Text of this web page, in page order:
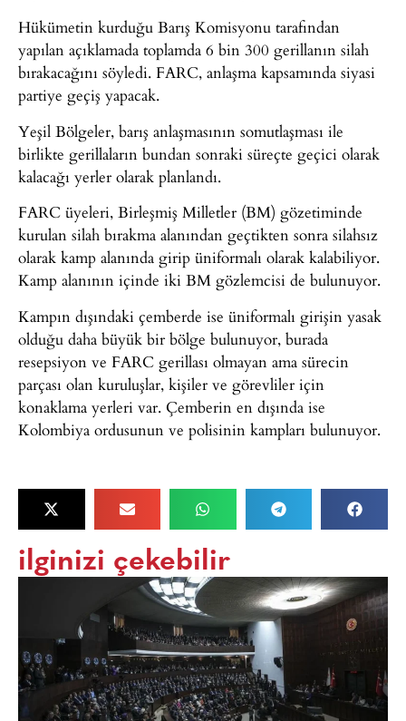
Hükümetin kurduğu Barış Komisyonu tarafından
yapılan açıklamada toplamda 6 bin 300 gerillanın silah
bırakacağını söyledi. FARC, anlaşma kapsamında siyasi
partiye geçiş yapacak.
Yeşil Bölgeler, barış anlaşmasının somutlaşması ile
birlikte gerillaların bundan sonraki süreçte geçici olarak
kalacağı yerler olarak planlandı.
FARC üyeleri, Birleşmiş Milletler (BM) gözetiminde
kurulan silah bırakma alanından geçtikten sonra silahsız
olarak kamp alanında girip üniformalı olarak kalabiliyor.
Kamp alanının içinde iki BM gözlemcisi de bulunuyor.
Kampın dışındaki çemberde ise üniformalı girişin yasak
olduğu daha büyük bir bölge bulunuyor, burada
resepsiyon ve FARC gerillası olmayan ama sürecin
parçası olan kuruluşlar, kişiler ve görevliler için
konaklama yerleri var. Çemberin en dışında ise
Kolombiya ordusunun ve polisinin kampları bulunuyor.
ilginizi çekebilir